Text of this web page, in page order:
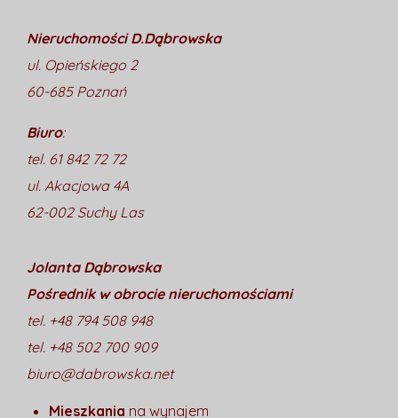
Nieruchomości D.Dąbrowska
ul. Opieńskiego 2
60-685 Poznań
Biuro:
tel. 61 842 72 72
ul. Akacjowa 4A
62-002 Suchy Las
Jolanta Dąbrowska
Pośrednik w obrocie nieruchomościami
tel. +48 794 508 948
tel. +48 502 700 909
biuro@dabrowska.net
Mieszkania na wynajem